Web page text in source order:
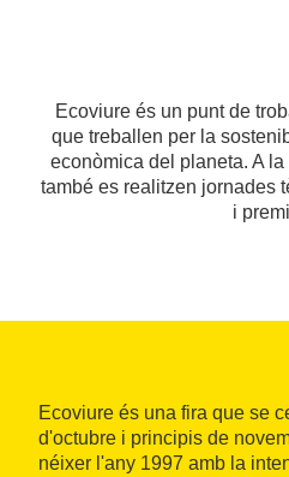
Ecoviure és un punt de
que treballen per la
econòmica del planeta. A
també es realitzen jornades
i
Ecoviure és una fira que se
d'octubre i principis de
néixer l'any 1997 amb la